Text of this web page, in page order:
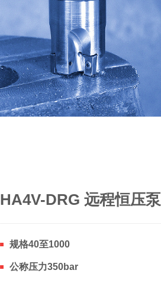
HA4V-DRG 远程恒压泵
规格40至1000
公称压力350bar